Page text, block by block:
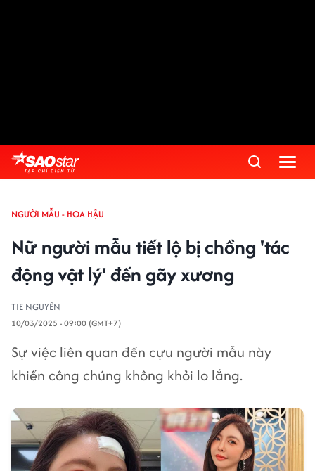
NGƯỜI MẪU - HOA HẬU
Nữ người mẫu tiết lộ bị chồng 'tác
động vật lý' đến gãy xương
TIE NGUYÊN
10/03/2025 - 09:00 (GMT+7)
Sự việc liên quan đến cựu người mẫu này
khiến công chúng không khỏi lo lắng.